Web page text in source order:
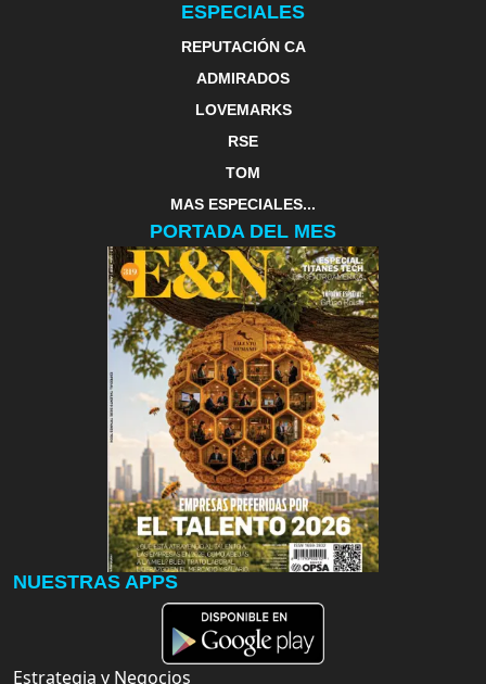
ESPECIALES
REPUTACIÓN CA
ADMIRADOS
LOVEMARKS
RSE
TOM
MAS ESPECIALES...
PORTADA DEL MES
NUESTRAS APPS
Estrategia y Negocios